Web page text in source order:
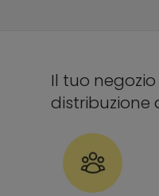
Il tuo
distribuzione